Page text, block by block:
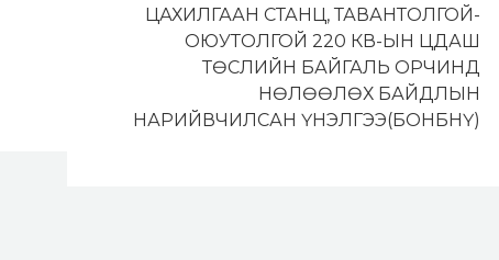
ЦАХИЛГААН СТАНЦ, ТАВАНТОЛГОЙ-
ОЮУТОЛГОЙ 220 КВ-ЫН ЦДАШ
ТӨСЛИЙН БАЙГАЛЬ ОРЧИНД
НӨЛӨӨЛӨХ БАЙДЛЫН
НАРИЙВЧИЛСАН ҮНЭЛГЭЭ(БОНБНҮ)